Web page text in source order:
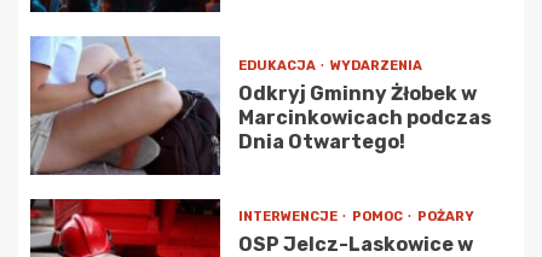
EDUKACJA WYDARZENIA
Odkryj Gminny Żłobek w
Marcinkowicach podczas
Dnia Otwartego!
INTERWENCJE POMOC POŻARY
OSP Jelcz-Laskowice w